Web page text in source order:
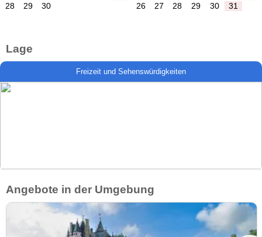
28
29 30
26
27 28 29 30 31
Lage
Freizeit und Sehenswürdigkeiten
Angebote in der Umgebung